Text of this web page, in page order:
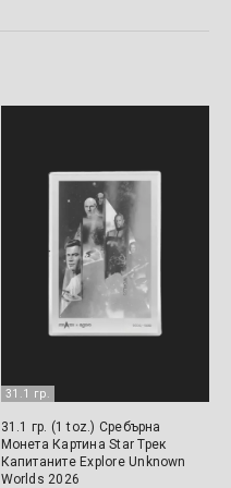
31.1 гр.
31.1 гр. (1 toz.) Сребърна
Монета Картина Star Трек
Капитаните Explore Unknown
Worlds 2026